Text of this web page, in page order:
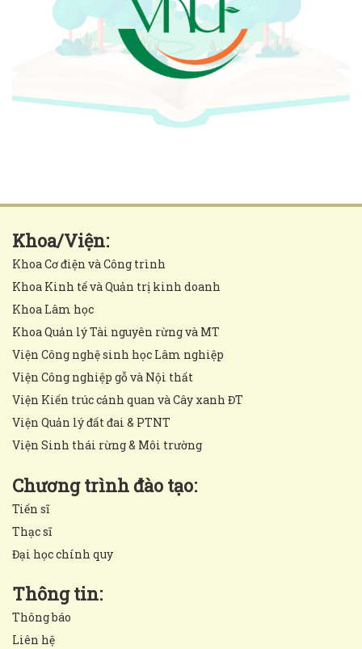
Khoa/Viện:
Khoa Cơ điện và Công trình
Khoa Kinh tế và Quản trị kinh doanh
Khoa Lâm học
Khoa Quản lý Tài nguyên rừng và MT
Viện Công nghệ sinh học Lâm nghiệp
Viện Công nghiệp gỗ và Nội thất
Viện Kiến trúc cảnh quan và Cây xanh ĐT
Viện Quản lý đất đai & PTNT
Viện Sinh thái rừng & Môi trường
Chương trình đào tạo:
Tiến sĩ
Thạc sĩ
Đại học chính quy
Thông tin:
Thông báo
Liên hệ